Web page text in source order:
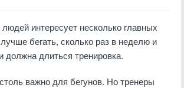
интересует несколько главных
бегать, сколько раз в неделю и
должна длиться тренировка.
важно для бегунов. Но тренеры